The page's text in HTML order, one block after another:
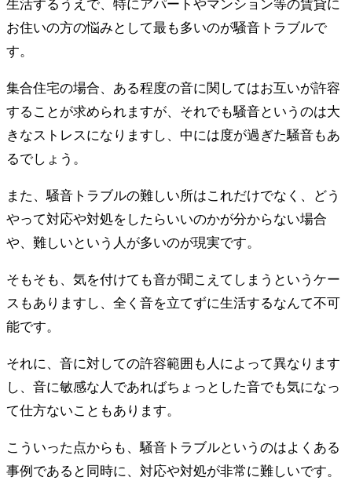
生活するうえで、特にアパートやマンション等の賃貸に
お住いの方の悩みとして最も多いのが騒音トラブルで
す。
集合住宅の場合、ある程度の音に関してはお互いが許容
することが求められますが、それでも騒音というのは大
きなストレスになりますし、中には度が過ぎた騒音もあ
るでしょう。
また、騒音トラブルの難しい所はこれだけでなく、どう
やって対応や対処をしたらいいのかが分からない場合
や、難しいという人が多いのが現実です。
そもそも、気を付けても音が聞こえてしまうというケー
スもありますし、全く音を立てずに生活するなんて不可
能です。
それに、音に対しての許容範囲も人によって異なります
し、音に敏感な人であればちょっとした音でも気になっ
て仕方ないこともあります。
こういった点からも、騒音トラブルというのはよくある
事例であると同時に、対応や対処が非常に難しいです。